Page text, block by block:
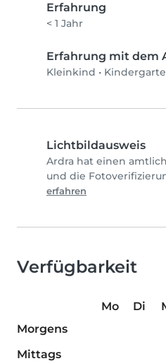
Erfahrung
< 1 Jahr
Erfahrung mit dem
Kleinkind •
Lichtbildausweis
Ardra hat einen
und die
erfahren
Verfügbarkeit
Mo Di
Morgens
Mittags